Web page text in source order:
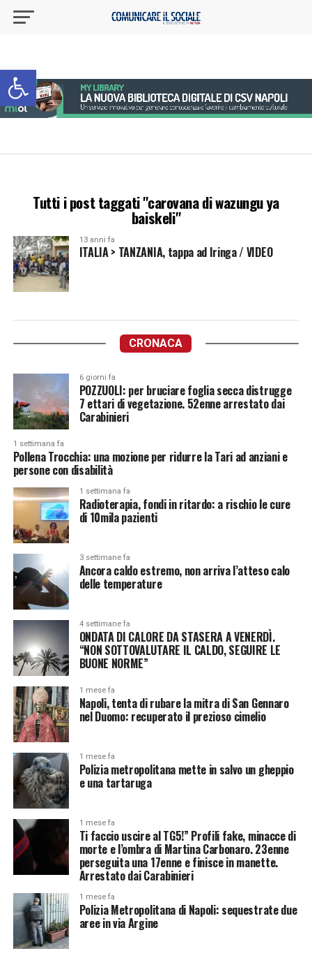
Apri la barra degli strumenti
Tutti i post taggati "carovana di wazungu ya
baiskeli"
13 anni fa
ITALIA > TANZANIA, tappa ad Iringa / VIDEO
CRONACA
6 giorni fa
POZZUOLI: per bruciare foglia secca distrugge
7 ettari di vegetazione. 52enne arrestato dai
Carabinieri
1 settimana fa
Pollena Trocchia: una mozione per ridurre la Tari ad anziani e
persone con disabilità
1 settimana fa
Radioterapia, fondi in ritardo: a rischio le cure
di 10mila pazienti
3 settimane fa
Ancora caldo estremo, non arriva l’atteso calo
delle temperature
4 settimane fa
ONDATA DI CALORE DA STASERA A VENERDÌ.
“NON SOTTOVALUTARE IL CALDO, SEGUIRE LE
BUONE NORME”
1 mese fa
Napoli, tenta di rubare la mitra di San Gennaro
nel Duomo: recuperato il prezioso cimelio
1 mese fa
Polizia metropolitana mette in salvo un gheppio
e una tartaruga
1 mese fa
Ti faccio uscire al TG5!” Profili fake, minacce di
morte e l’ombra di Martina Carbonaro. 23enne
perseguita una 17enne e finisce in manette.
Arrestato dai Carabinieri
1 mese fa
Polizia Metropolitana di Napoli: sequestrate due
aree in via Argine